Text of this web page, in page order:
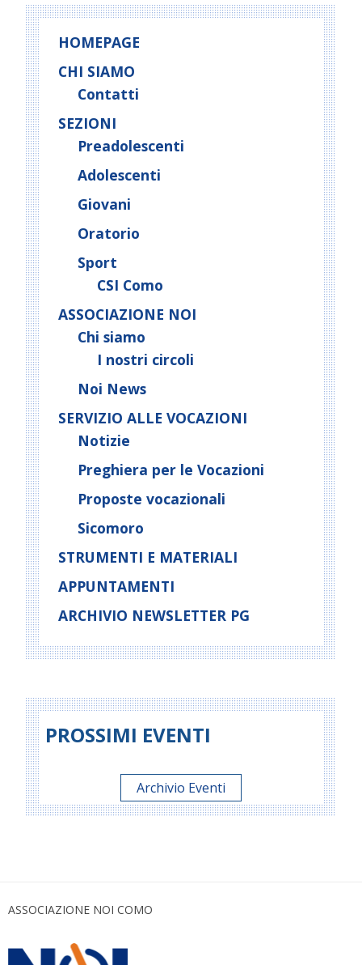
HOMEPAGE
CHI SIAMO
Contatti
SEZIONI
Preadolescenti
Adolescenti
Giovani
Oratorio
Sport
CSI Como
ASSOCIAZIONE NOI
Chi siamo
I nostri circoli
Noi News
SERVIZIO ALLE VOCAZIONI
Notizie
Preghiera per le Vocazioni
Proposte vocazionali
Sicomoro
STRUMENTI E MATERIALI
APPUNTAMENTI
ARCHIVIO NEWSLETTER PG
PROSSIMI EVENTI
Archivio Eventi
ASSOCIAZIONE NOI COMO